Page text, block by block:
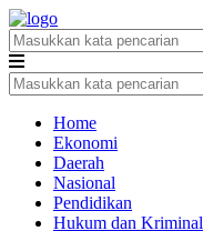
Home
Ekonomi
Daerah
Nasional
Pendidikan
Hukum dan Kriminal